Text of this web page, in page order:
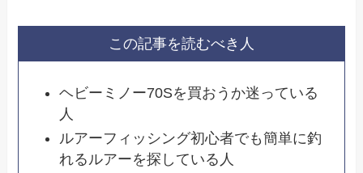
この記事を読むべき人
ヘビーミノー70Sを買おうか迷っている
人
ルアーフィッシング初心者でも簡単に釣
れるルアーを探している人